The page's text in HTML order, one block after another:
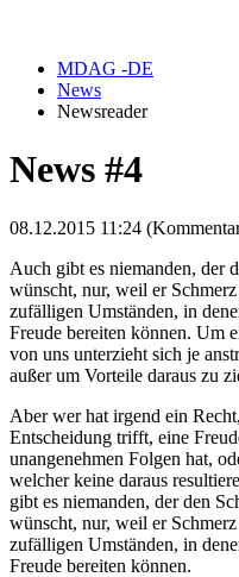
MDAG -DE
News
Newsreader
News #4
08.12.2015 11:24
Auch gibt es niemanden, der
wünscht, nur, weil er
zufälligen Umständen, in
Freude bereiten können. Um
von uns unterzieht sich je
außer um Vorteile daraus zu
Aber wer hat irgend ein
Entscheidung trifft, eine
unangenehmen Folgen hat,
welcher keine daraus
gibt es niemanden, der den
wünscht, nur, weil er
zufälligen Umständen, in
Freude bereiten können.